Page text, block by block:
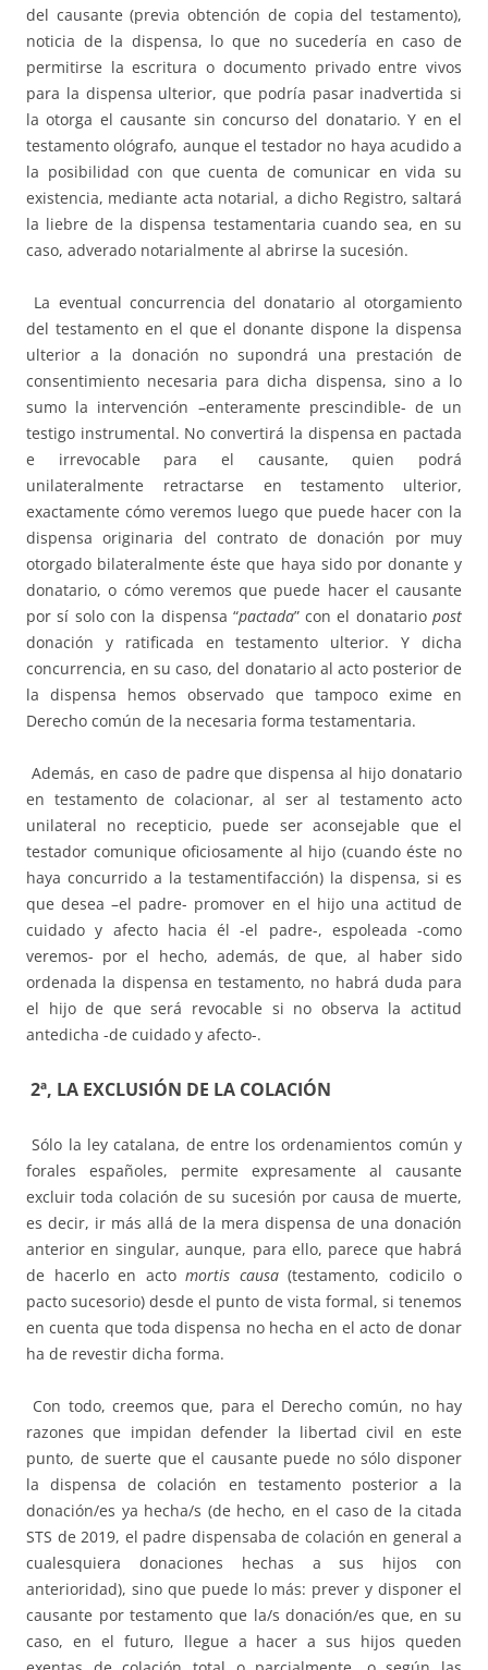
del causante (previa obtención de copia del testamento),
noticia de la dispensa, lo que no sucedería en caso de
permitirse la escritura o documento privado entre vivos
para la dispensa ulterior, que podría pasar inadvertida si
la otorga el causante sin concurso del donatario. Y en el
testamento ológrafo, aunque el testador no haya acudido a
la posibilidad con que cuenta de comunicar en vida su
existencia, mediante acta notarial, a dicho Registro, saltará
la liebre de la dispensa testamentaria cuando sea, en su
caso, adverado notarialmente al abrirse la sucesión.
La eventual concurrencia del donatario al otorgamiento
del testamento en el que el donante dispone la dispensa
ulterior a la donación no supondrá una prestación de
consentimiento necesaria para dicha dispensa, sino a lo
sumo la intervención –enteramente prescindible- de un
testigo instrumental. No convertirá la dispensa en pactada
e irrevocable para el causante, quien podrá
unilateralmente retractarse en testamento ulterior,
exactamente cómo veremos luego que puede hacer con la
dispensa originaria del contrato de donación por muy
otorgado bilateralmente éste que haya sido por donante y
donatario, o cómo veremos que puede hacer el causante
por sí solo con la dispensa “pactada” con el donatariopost
donación y ratificada en testamento ulterior. Y dicha
concurrencia, en su caso, del donatario al acto posterior de
la dispensa hemos observado que tampoco exime en
Derecho común de la necesaria forma testamentaria.
Además, en caso de padre que dispensa al hijo donatario
en testamento de colacionar, al ser al testamento acto
unilateral no recepticio, puede ser aconsejable que el
testador comunique oficiosamente al hijo (cuando éste no
haya concurrido a la testamentifacción) la dispensa, si es
que desea –el padre- promover en el hijo una actitud de
cuidado y afecto hacia él -el padre-, espoleada -como
veremos- por el hecho, además, de que, al haber sido
ordenada la dispensa en testamento, no habrá duda para
el hijo de que será revocable si no observa la actitud
antedicha -de cuidado y afecto-.
2ª, LA EXCLUSIÓN DE LA COLACIÓN
Sólo la ley catalana, de entre los ordenamientos común y
forales españoles, permite expresamente al causante
excluir toda colación de su sucesión por causa de muerte,
es decir, ir más allá de la mera dispensa de una donación
anterior en singular, aunque, para ello, parece que habrá
de hacerlo en acto mortis causa(testamento, codicilo o
pacto sucesorio) desde el punto de vista formal, si tenemos
en cuenta que toda dispensa no hecha en el acto de donar
ha de revestir dicha forma.
Con todo, creemos que, para el Derecho común, no hay
razones que impidan defender la libertad civil en este
punto, de suerte que el causante puede no sólo disponer
la dispensa de colación en testamento posterior a la
donación/es ya hecha/s (de hecho, en el caso de la citada
STS de 2019, el padre dispensaba de colación en general a
cualesquiera donaciones hechas a sus hijos con
anterioridad), sino que puede lo más: prever y disponer el
causante por testamento que la/s donación/es que, en su
caso, en el futuro, llegue a hacer a sus hijos queden